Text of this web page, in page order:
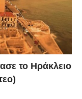
το Ηράκλειο